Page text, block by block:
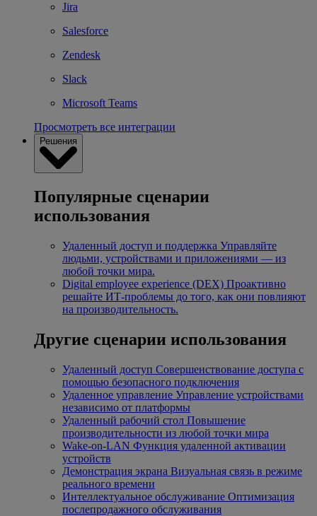
Jira
Salesforce
Zendesk
Slack
Microsoft Teams
Просмотреть все интеграции
Решения
Популярные сценарии
использования
Удаленный доступ и поддержка Управляйте
людьми, устройствами и приложениями — из
любой точки мира.
Digital employee experience (DEX) Проактивно
решайте ИТ-проблемы до того, как они повлияют
на производительность.
Другие сценарии использования
Удаленный доступ Совершенствование доступа с
помощью безопасного подключения
Удаленное управление Управление устройствами
независимо от платформы
Удаленный рабочий стол Повышение
производительности из любой точки мира
Wake-on-LAN Функция удаленной активации
устройств
Демонстрация экрана Визуальная связь в режиме
реального времени
Интеллектуальное обслуживание Оптимизация
послепродажного обслуживания